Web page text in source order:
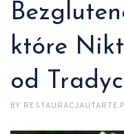
które
od
BY